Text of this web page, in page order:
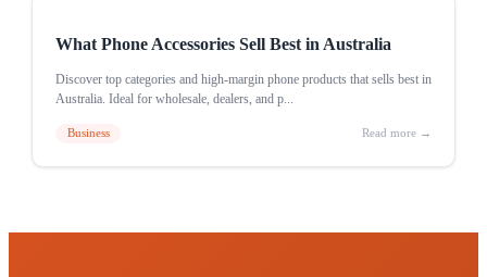
What Phone Accessories Sell Best in Australia
Discover top categories and high-margin phone products that sells best in
Australia. Ideal for wholesale, dealers, and p...
Business Read more →